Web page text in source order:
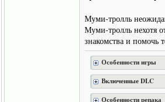
Муми-тролль
Муми-тролль нехотя
знакомства и помочь
Особенности игры
Включенные DLC
Особенности репака